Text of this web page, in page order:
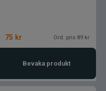
75 kr Ord. pris 89 kr
Bevaka produkt